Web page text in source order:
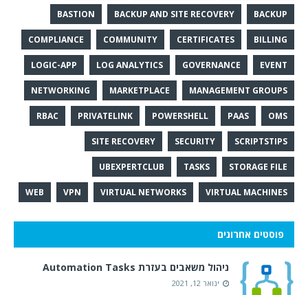
BACKUP
BACKUP AND SITE RECOVERY
BASTION
BILLING
CERTIFICATES
COMMUNITY
COMPLIANCE
EVENT
GOVERNANCE
LOG ANALYTICS
LOGIC-APP
MANAGEMENT GROUPS
MARKETPLACE
NETWORKING
OMS
PAAS
POWERSHELL
PRIVATELINK
RBAC
SCRIPTSTIPS
SECURITY
SITE RECOVERY
STORAGE FILE
TASKS
UBEXPERTCLUB
VIRTUAL MACHINES
VIRTUAL NETWORKS
VPN
WEB
פוסטים אחרונים
ניהול משאבים בעזרת Automation Tasks
ינואר 12, 2021